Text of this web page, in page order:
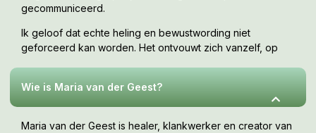
gecommuniceerd.
Ik geloof dat echte heling en bewustwording niet
geforceerd kan worden. Het ontvouwt zich vanzelf, op
Wie is Maria van der Geest?
Maria van der Geest is healer, klankwerker en creator van